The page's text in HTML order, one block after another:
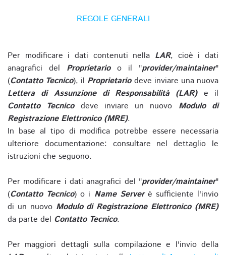
REGOLE GENERALI
Per modificare i dati contenuti nella LAR, cioè i dati
anagrafici del Proprietarioo il "provider/maintainer"
(Contatto Tecnico), il Proprietariodeve inviare una nuova
Lettera di Assunzione di Responsabilità (LAR)e il
Contatto Tecnicodeve inviare un nuovo Modulo di
Registrazione Elettronico (MRE).
In base al tipo di modifica potrebbe essere necessaria
ulteriore documentazione: consultare nel dettaglio le
istruzioni che seguono.
Per modificare i dati anagrafici del "provider/maintainer"
(Contatto Tecnico) o i Name Serverè sufficiente l'invio
di un nuovo Modulo di Registrazione Elettronico (MRE)
da parte del Contatto Tecnico.
Per maggiori dettagli sulla compilazione e l'invio della